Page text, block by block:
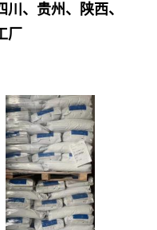
、贵州、陕西、
厂